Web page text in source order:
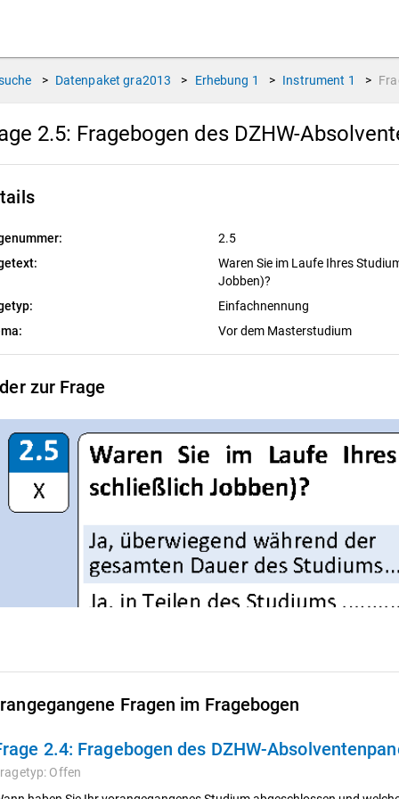
> Datenpaket gra2013 > Erhebung 1 > Instrument 1 >
2.5: Fragebogen des DZHW-
2.5
Waren Sie im Laufe Ihres
Jobben)?
Einfachnennung
Vor dem Masterstudium
zur Frage
Fragen im Fragebogen
2.4: Fragebogen des DZHW-
Offen